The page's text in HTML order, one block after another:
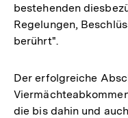
bestehenden
Regelungen,
berührt".
Der erfolgreiche
die bis dahin und